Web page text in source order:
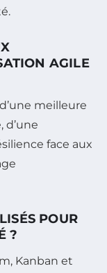
AGILE
meilleure
d’une
face aux
POUR
?
Kanban et